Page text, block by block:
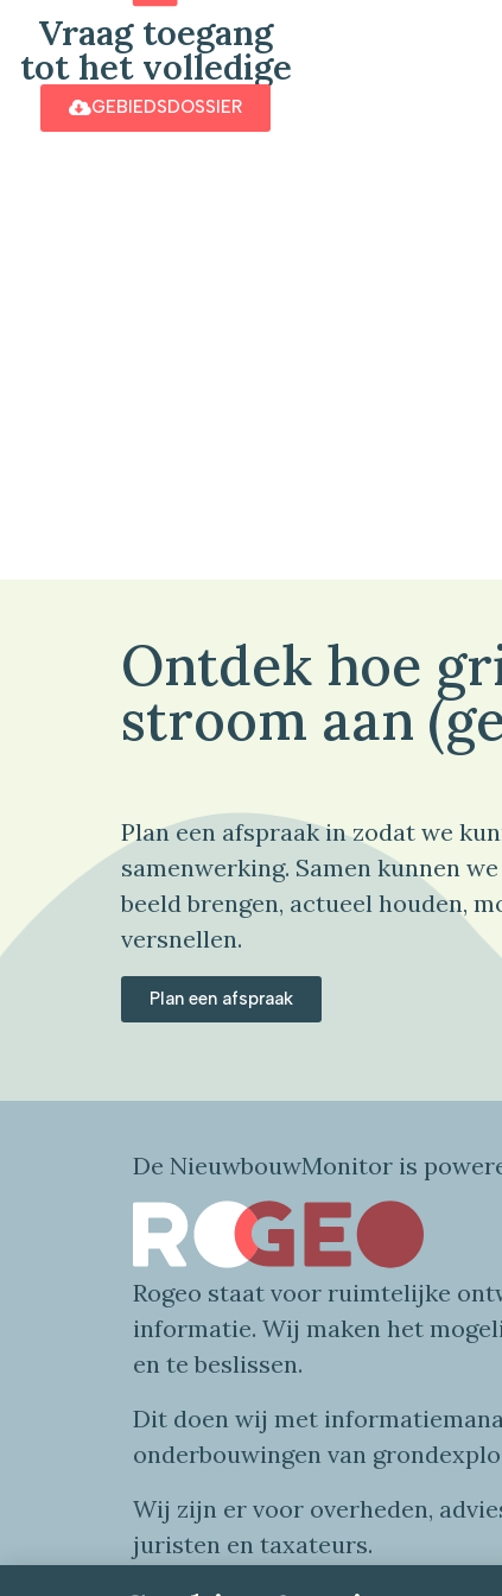
Vraag toegang
tot het volledige
GEBIEDSDOSSIER
Ontdek hoe
stroom aan
Plan een afspraak in zodat we
samenwerking. Samen kunnen
beeld brengen, actueel houden,
versnellen.
Plan een afspraak
De NieuwbouwMonitor is
Rogeo staat voor ruimtelijke
informatie. Wij maken het
en te beslissen.
Dit doen wij met informatie
onderbouwingen van
Wij zijn er voor overheden,
juristen en taxateurs.